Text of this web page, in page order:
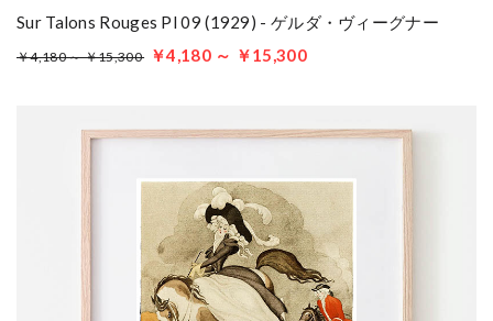
Sur Talons Rouges Pl 09 (1929) - ゲルダ・ヴィーグナー
￥4,180 ～ ￥15,300 ￥4,180 ～ ￥15,300